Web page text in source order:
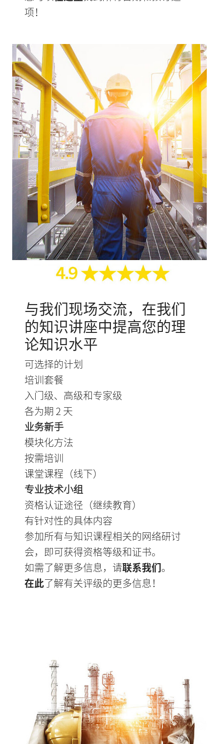
项！
与我们现场交流，在我们
的知识讲座中提高您的理
论知识水平
可选择的计划
培训套餐
入门级、高级和专家级
各为期 2 天
业务新手
模块化方法
按需培训
课堂课程（线下）
专业技术小组
资格认证途径（继续教育）
有针对性的具体内容
参加所有与知识课程相关的网络研讨
会，即可获得资格等级和证书。
如需了解更多信息，请联系我们。
在此了解有关评级的更多信息！